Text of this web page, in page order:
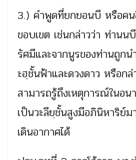
3.) คำพูดที่ยกยอนบี หรือคน
ขอบเขต เช่นกล่าวว่า ท่านน
รัศมีและจากนูรของท่านถูกน
ะฮฺชั้นฟ้าและดวงดาว หรือก
สามารถรู้ถึงเหตุการณ์ในอ
เป็นวะลียฺชั้นสูงมีอภินิหาริย์ม
เดินอากาศได้